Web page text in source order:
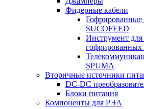
Фидерные кабели
Гофрированные
SUCOFEED
Инструмент для
гофрированных
SPUMA
Вторичные источники
DC-DC
Блоки питания
Компоненты для РЭА